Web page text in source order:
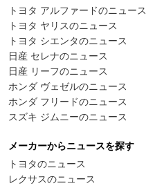
トヨタ アルファードのニュース
トヨタ ヤリスのニュース
トヨタ シエンタのニュース
日産 セレナのニュース
日産 リーフのニュース
ホンダ ヴェゼルのニュース
ホンダ フリードのニュース
スズキ ジムニーのニュース
メーカーからニュースを探す
トヨタのニュース
レクサスのニュース